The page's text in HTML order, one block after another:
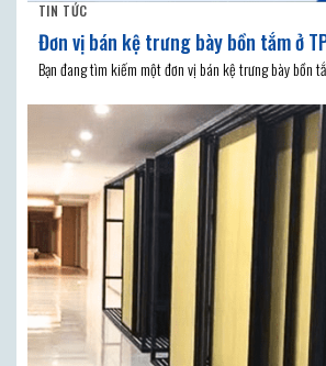
TIN TỨC
Đơn vị bán kệ trưng bày bồn tắm ở
Bạn đang tìm kiếm một đơn vị bán kệ trưng bày bồn